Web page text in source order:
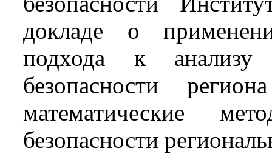
докладе о
подхода к анализу
безопасности
математические
безопасности